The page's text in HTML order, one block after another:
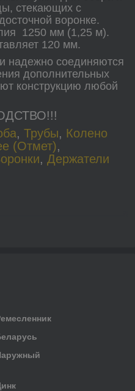
стекающих с
воронке.
1250 мм (1,25 м).
120 мм.
надежно соединяются
дополнительных
конструкцию любой
, Трубы, Колено
(Отмет),
, Держатели